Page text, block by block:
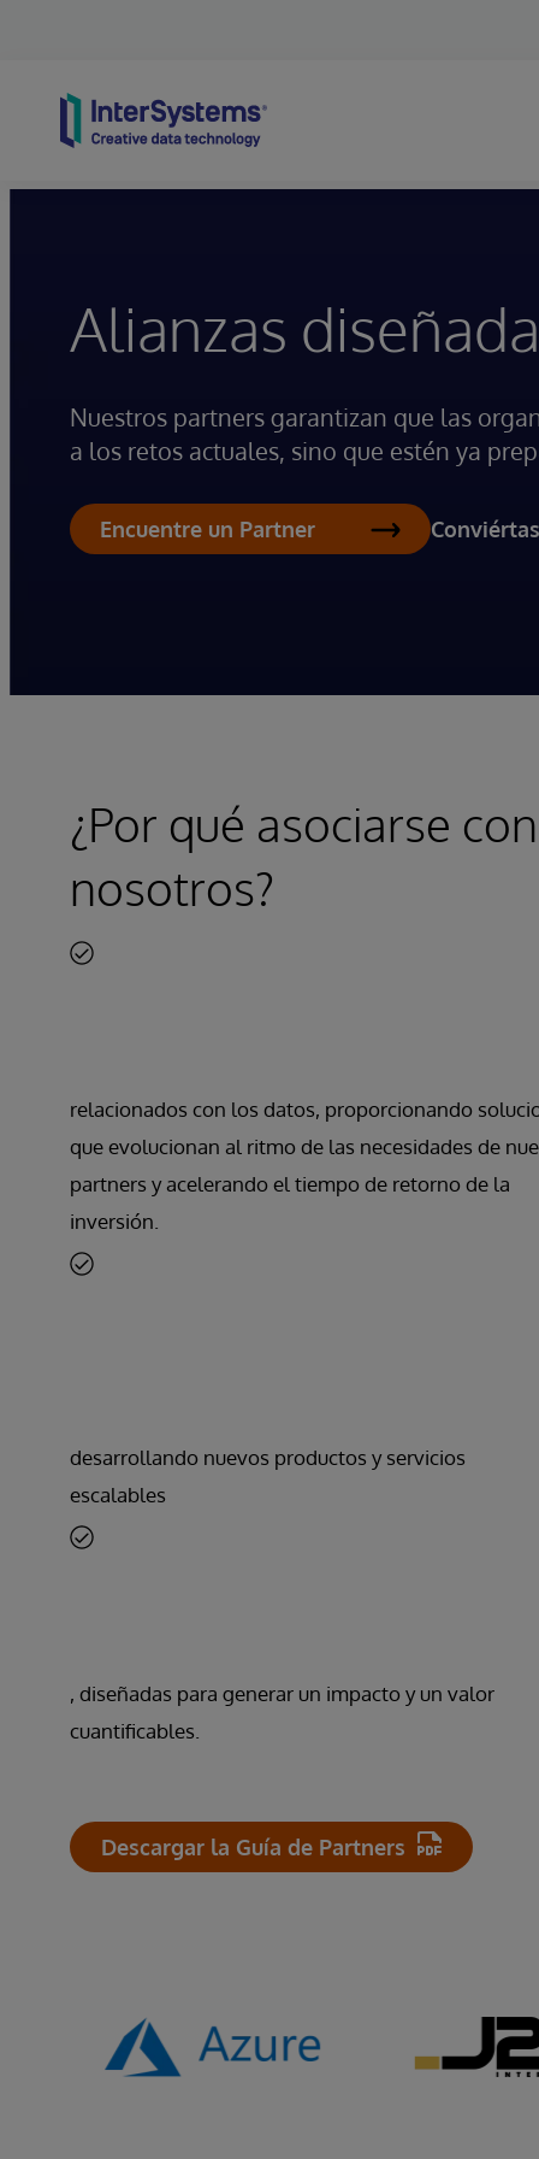
Alianzas
Nuestros partners garantizan que las
a los retos actuales, sino que estén ya
Encuentre un Partner
¿Por qué asociarse con
nosotros?
relacionados con los datos, proporcionando
que evolucionan al ritmo de las necesidades de
partners y acelerando el tiempo de retorno de la
inversión.
desarrollando nuevos productos y servicios
escalables
, diseñadas para generar un impacto y un valor
cuantificables.
Descargar la Guía de Partners